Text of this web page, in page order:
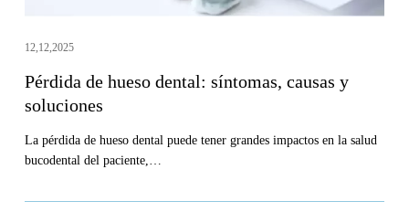
12,12,2025
Pérdida de hueso dental: síntomas, causas y
soluciones
La pérdida de hueso dental puede tener grandes impactos en la salud
bucodental del paciente,…